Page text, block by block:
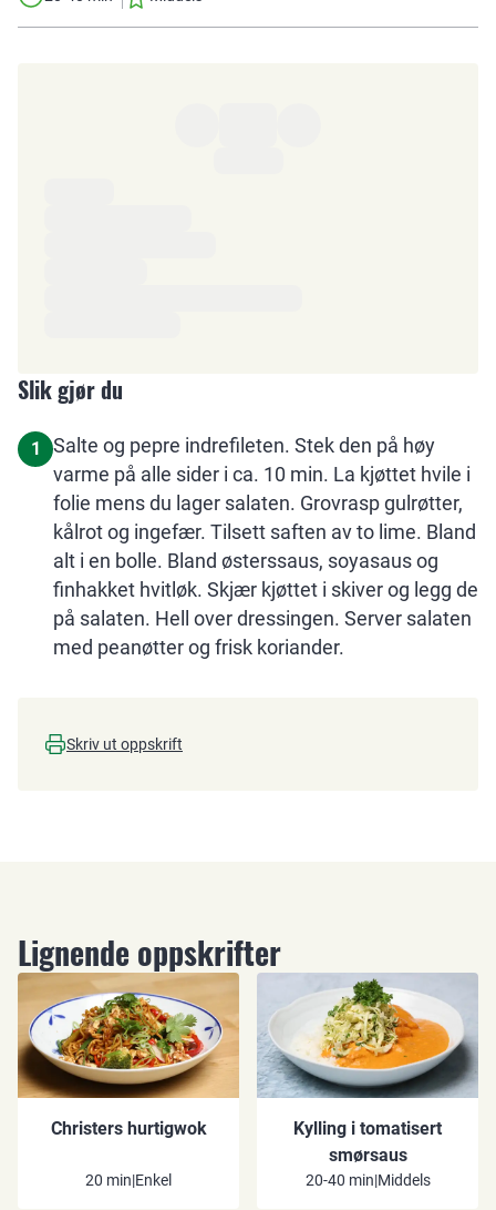
Slik gjør du
1
Salte og pepre indrefileten. Stek den på høy
varme på alle sider i ca. 10 min. La kjøttet hvile i
folie mens du lager salaten. Grovrasp gulrøtter,
kålrot og ingefær. Tilsett saften av to lime. Bland
alt i en bolle. Bland østerssaus, soyasaus og
finhakket hvitløk. Skjær kjøttet i skiver og legg de
på salaten. Hell over dressingen. Server salaten
med peanøtter og frisk koriander.
Skriv ut oppskrift
Lignende oppskrifter
Christers hurtigwok
20 min|Enkel
Kylling i tomatisert
smørsaus
20-40 min|Middels